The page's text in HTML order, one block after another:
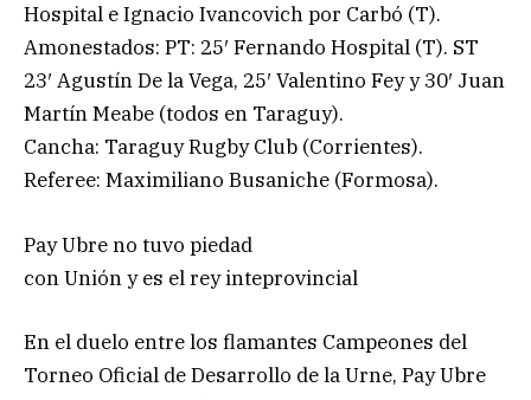
Hospital e Ignacio Ivancovich por Carbó (T).
Amonestados: PT: 25′ Fernando Hospital (T). ST
23′ Agustín De la Vega, 25′ Valentino Fey y 30′ Juan
Martín Meabe (todos en Taraguy).
Cancha: Taraguy Rugby Club (Corrientes).
Referee: Maximiliano Busaniche (Formosa).
Pay Ubre no tuvo piedad
con Unión y es el rey inteprovincial
En el duelo entre los flamantes Campeones del
Torneo Oficial de Desarrollo de la Urne, Pay Ubre